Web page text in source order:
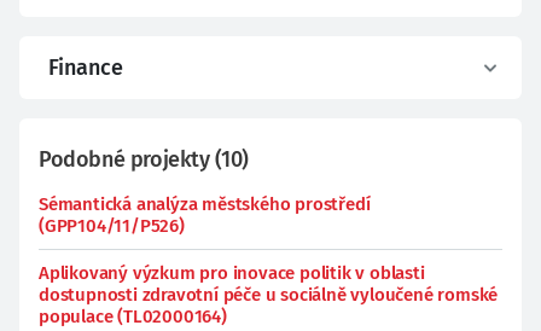
Finance
Podobné projekty(10)
Sémantická analýza městského prostředí
(GPP104/11/P526)
Aplikovaný výzkum pro inovace politik v oblasti
dostupnosti zdravotní péče u sociálně vyloučené romské
populace (TL02000164)